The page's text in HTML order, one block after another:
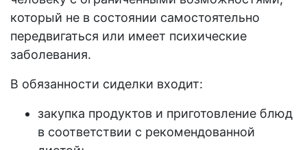
который не в состоянии самостоятельно
передвигаться или имеет психические
заболевания.
В обязанности сиделки входит:
закупка продуктов и приготовление блюд
в соответствии с рекомендованной